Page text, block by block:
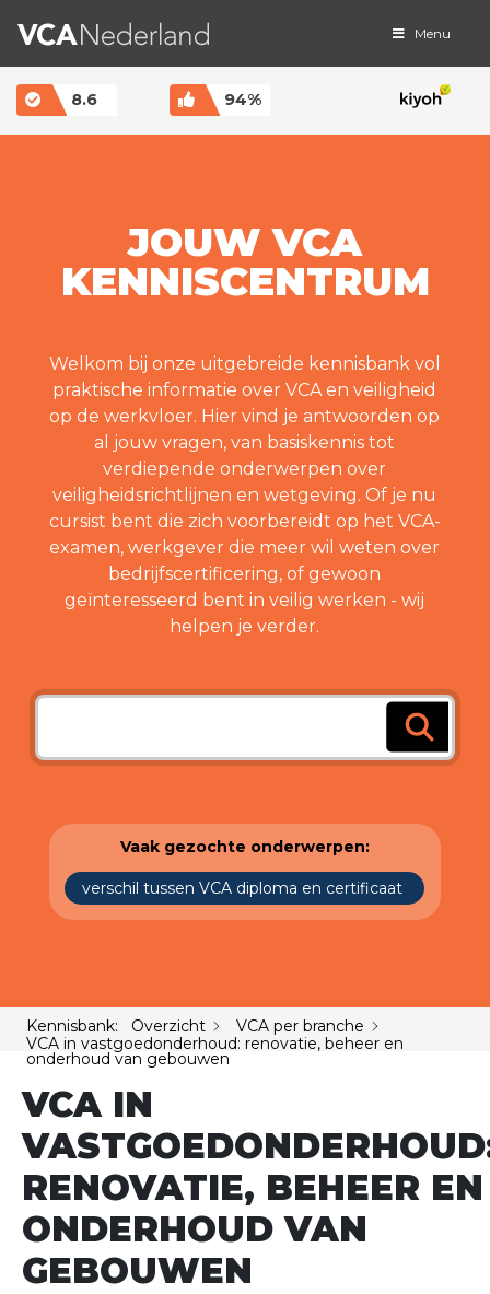
MAIN NAVIGATION Menu
8.6 94%
JOUW VCA
KENNISCENTRUM
Welkom bij onze uitgebreide kennisbank vol
praktische informatie over VCA en veiligheid
op de werkvloer. Hier vind je antwoorden op
al jouw vragen, van basiskennis tot
verdiepende onderwerpen over
veiligheidsrichtlijnen en wetgeving. Of je nu
cursist bent die zich voorbereidt op het VCA-
examen, werkgever die meer wil weten over
bedrijfscertificering, of gewoon
geïnteresseerd bent in veilig werken - wij
helpen je verder.
Vaak gezochte onderwerpen:
verschil tussen VCA diploma en certificaat
Kennisbank: Overzicht
VCA per branche
VCA in vastgoedonderhoud: renovatie, beheer en
onderhoud van gebouwen
VCA IN
RENOVATIE, BEHEER EN
ONDERHOUD VAN
GEBOUWEN